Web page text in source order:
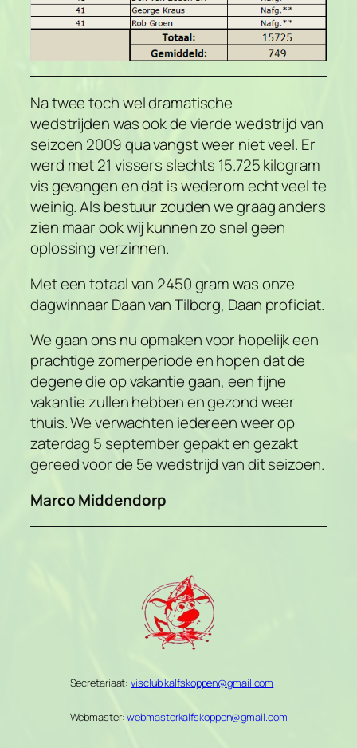
Na twee toch wel dramatische
wedstrijden was ook de vierde wedstrijd van
seizoen 2009 qua vangst weer niet veel. Er
werd met 21 vissers slechts 15.725 kilogram
vis gevangen en dat is wederom echt veel te
weinig. Als bestuur zouden we graag anders
zien maar ook wij kunnen zo snel geen
oplossing verzinnen.
Met een totaal van 2450 gram was onze
dagwinnaar Daan van Tilborg, Daan proficiat.
We gaan ons nu opmaken voor hopelijk een
prachtige zomerperiode en hopen dat de
degene die op vakantie gaan, een fijne
vakantie zullen hebben en gezond weer
thuis. We verwachten iedereen weer op
zaterdag 5 september gepakt en gezakt
gereed voor de 5e wedstrijd van dit seizoen.
Marco Middendorp
Secretariaat:visclub.kalfskoppen@gmail.com
Webmaster:webmasterkalfskoppen@gmail.com